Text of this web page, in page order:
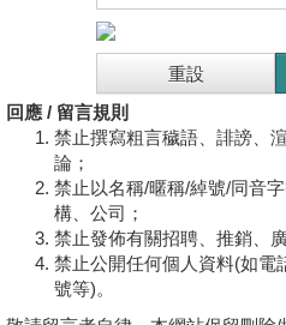
回應 / 留言規則
禁止撰寫粗言穢語、誹謗、
論；
禁止以名稱/暱稱/綽號/同音
構、公司；
禁止發佈有關招聘、推銷、
禁止公開任何個人資料(如電
號等)。